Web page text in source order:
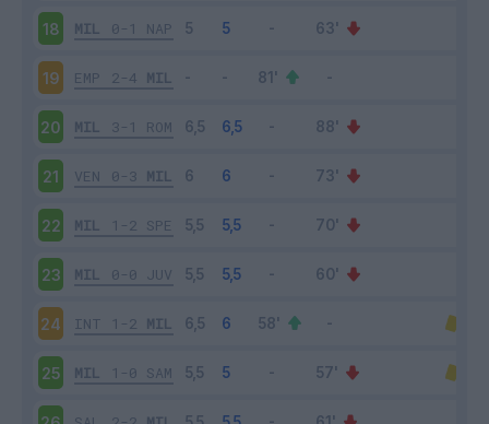
18 MIL 0-1 NAP
19 EMP 2-4 MIL
20 MIL 3-1 ROM
21 VEN 0-3 MIL
22 MIL 1-2 SPE
23 MIL 0-0 JUV
24 INT 1-2 MIL
25 MIL 1-0 SAM